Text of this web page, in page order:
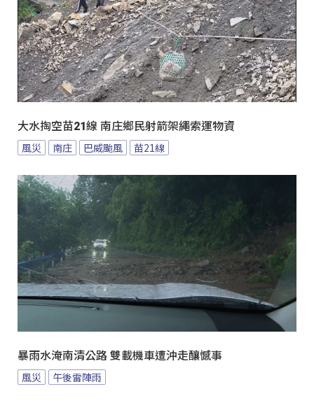
大水掏空苗21線 南庄鄉民射箭架繩索運物資
風災 南庄 巴威颱風 苗21線
暴雨水淹南清公路 雙載機車遭沖走釀憾事
風災 午後雷陣雨